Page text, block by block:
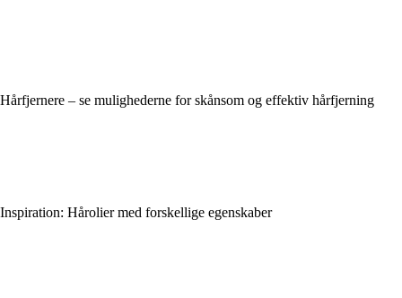
Hårfjernere – se mulighederne for skånsom og effektiv hårfjerning
Inspiration: Hårolier med forskellige egenskaber